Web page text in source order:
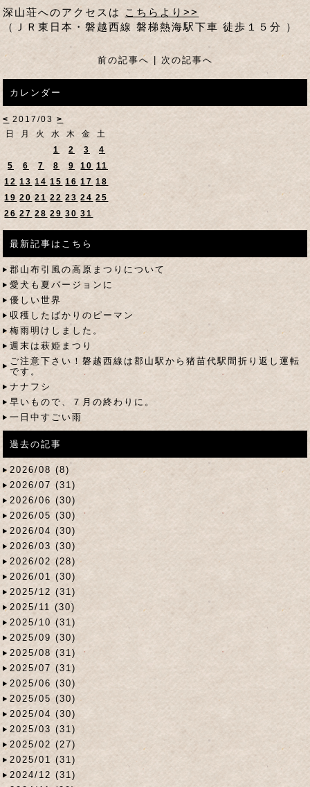
深山荘へのアクセスは こちらより>>
（ＪＲ東日本・磐越西線 磐梯熱海駅下車 徒歩１５分 ）
前の記事へ 次の記事へ
カレンダー
< 2017/03>
日
月 火 水 木 金
土
1
2 3
4
5
6 7 8 9 10 11
12 13 14 15 16 17 18
19 20 21 22 23 24 25
26 27 28 29 30 31
最新記事はこちら
郡山布引風の高原まつりについて
愛犬も夏バージョンに
優しい世界
収穫したばかりのピーマン
梅雨明けしました。
週末は萩姫まつり
ご注意下さい！磐越西線は郡山駅から猪苗代駅間折り返し運転
です。
ナナフシ
早いもので、７月の終わりに。
一日中すごい雨
過去の記事
2026/08 (8)
2026/07 (31)
2026/06 (30)
2026/05 (30)
2026/04 (30)
2026/03 (30)
2026/02 (28)
2026/01 (30)
2025/12 (31)
2025/11 (30)
2025/10 (31)
2025/09 (30)
2025/08 (31)
2025/07 (31)
2025/06 (30)
2025/05 (30)
2025/04 (30)
2025/03 (31)
2025/02 (27)
2025/01 (31)
2024/12 (31)